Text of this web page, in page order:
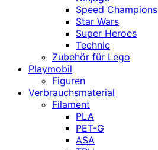
Speed Champions
Star Wars
Super Heroes
Technic
Zubehör für Lego
Playmobil
Figuren
Verbrauchsmaterial
Filament
PLA
PET-G
ASA